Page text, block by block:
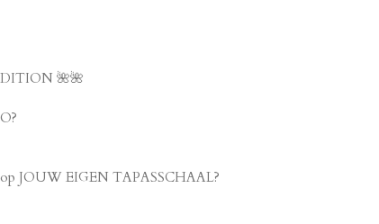
🌺🌺
op JOUW EIGEN TAPASSCHAAL?